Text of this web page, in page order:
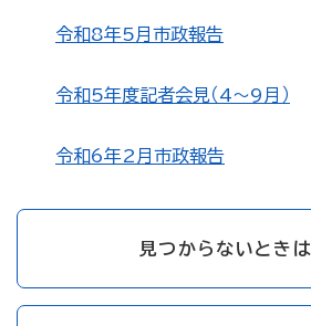
令和8年5月市政報告
令和5年度記者会見（4～9月）
令和6年2月市政報告
見つからないときは